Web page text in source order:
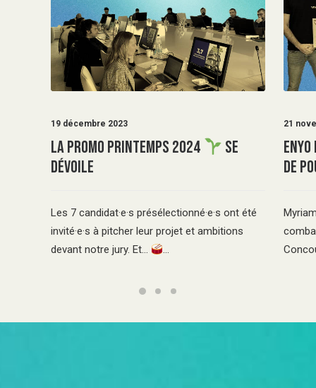
19 décembre 2023
La promo Printemps 2024
se
dévoile
Les 7 candidat·e·s présélectionné·e·s ont été
invité·e·s à pitcher leur projet et ambitions
devant notre jury. Et…
…
21
de